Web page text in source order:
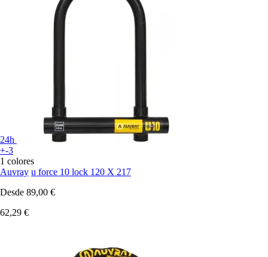
24h
+-3
1 colores
Auvray u force 10 lock 120 X 217
Desde 89,00 €
62,29 €